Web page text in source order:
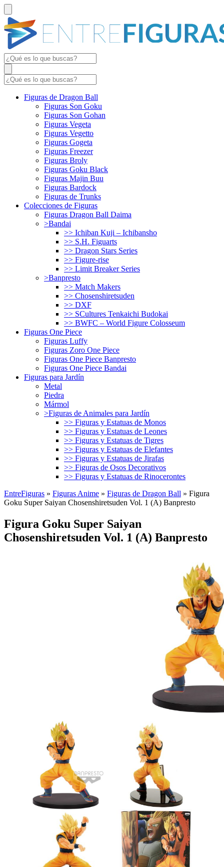
Figuras de Dragon Ball
Figuras Son Goku
Figuras Son Gohan
Figuras Vegeta
Figuras Vegetto
Figuras Gogeta
Figuras Freezer
Figuras Broly
Figuras Goku Black
Figuras Majin Buu
Figuras Bardock
Figuras de Trunks
Colecciones de Figuras
Figuras Dragon Ball Daima
>Bandai
>> Ichiban Kuji – Ichibansho
>> S.H. Figuarts
>> Dragon Stars Series
>> Figure-rise
>> Limit Breaker Series
>Banpresto
>> Match Makers
>> Chosenshiretsuden
>> DXF
>> SCultures Tenkaichi Budokai
>> BWFC – World Figure Colosseum
Figuras One Piece
Figuras Luffy
Figuras Zoro One Piece
Figuras One Piece Banpresto
Figuras One Piece Bandai
Figuras para Jardín
Metal
Piedra
Mármol
>Figuras de Animales para Jardín
>> Figuras y Estatuas de Monos
>> Figuras y Estatuas de Leones
>> Figuras y Estatuas de Tigres
>> Figuras y Estatuas de Elefantes
>> Figuras y Estatuas de Jirafas
>> Figuras de Osos Decorativos
>> Figuras y Estatuas de Rinocerontes
EntreFiguras » Figuras Anime » Figuras de Dragon Ball » Figura
Goku Super Saiyan Chosenshiretsuden Vol. 1 (A) Banpresto
Figura Goku Super Saiyan
Chosenshiretsuden Vol. 1 (A) Banpresto